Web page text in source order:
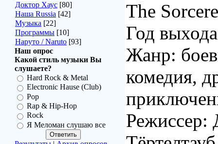
Доктор Хаус [80]
Наша Russia [42]
Музыка [22]
Программы [10]
Наруто / Naruto [93]
Наш опрос
Какой стиль музыки Вы
слушаете?
Hard Rock & Metal
Electronic Hause (Club)
Pop
Rap & Hip-Hop
Rock
Я Меломан слушаю все
The
Год
Жанр:
комедия,
Режиссер: